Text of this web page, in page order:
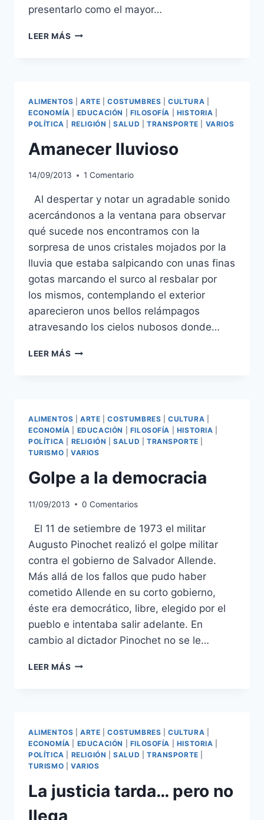
presentarlo como el mayor…
LEER MÁS ESPAÑA:
ALIMENTOS |ARTE |COSTUMBRES |CULTURA
ECONOMÍA
EDUCACIÓN FILOSOFÍA HISTORIA
POLÍTICA
RELIGIÓN |SALUD TRANSPORTE VARIOS
Amanecer lluvioso
14/09/2013 1 Comentario
Al despertar y notar un agradable sonido
acercándonos a la ventana para observar
qué sucede nos encontramos con la
sorpresa de unos cristales mojados por la
lluvia que estaba salpicando con unas finas
gotas marcando el surco al resbalar por
los mismos, contemplando el exterior
aparecieron unos bellos relámpagos
atravesando los cielos nubosos donde…
LEER MÁS AMANECER
ALIMENTOS |ARTE |COSTUMBRES |CULTURA
ECONOMÍA
EDUCACIÓN FILOSOFÍA HISTORIA
POLÍTICA
RELIGIÓN |SALUD TRANSPORTE
TURISMO
VARIOS
Golpe a la democracia
11/09/2013 0 Comentarios
El 11 de setiembre de 1973 el militar
Augusto Pinochet realizó el golpe militar
contra el gobierno de Salvador Allende.
Más allá de los fallos que pudo haber
cometido Allende en su corto gobierno,
éste era democrático, libre, elegido por el
pueblo e intentaba salir adelante. En
cambio al dictador Pinochet no se le…
LEER MÁS GOLPE
ALIMENTOS |ARTE |COSTUMBRES |CULTURA
ECONOMÍA
EDUCACIÓN FILOSOFÍA HISTORIA
POLÍTICA
RELIGIÓN |SALUD TRANSPORTE
TURISMO
VARIOS
La justicia tarda… pero no
llega